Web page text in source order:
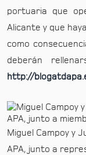
portuaria que
Alicante y que
como
deberán
http://
Miguel Campoy y
APA, junto a